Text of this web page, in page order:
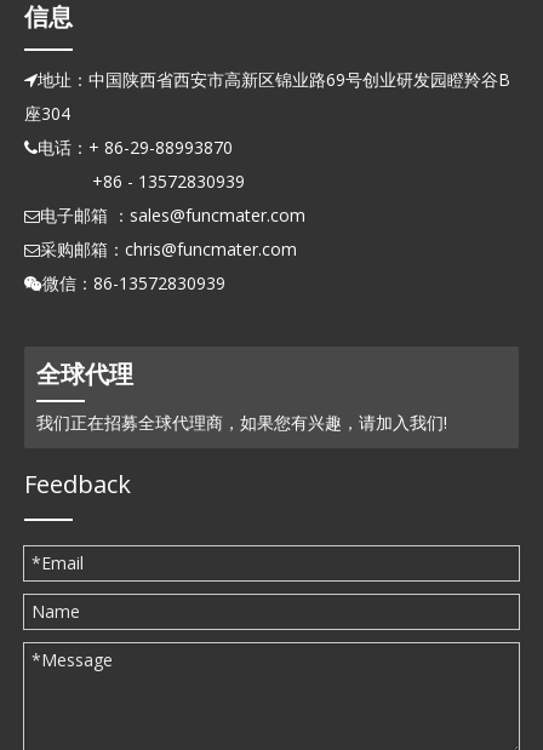
信息
地址：中国陕西省西安市高新区锦业路69号创业研发园瞪羚谷B
座304
电话：+ 86-29-88993870
+86 - 13572830939
电子邮箱 ： sales@funcmater.com
采购邮箱： chris@funcmater.com
微信：86-13572830939
全球代理
我们正在招募全球代理商，如果您有兴趣，请加入我们!
Feedback